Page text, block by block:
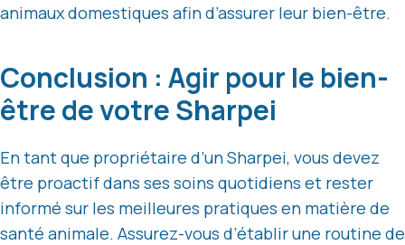
animaux domestiques afin d’assurer leur bien-être.
Conclusion : Agir pour le bien-
être de votre Sharpei
En tant que propriétaire d’un Sharpei, vous devez
être proactif dans ses soins quotidiens et rester
informé sur les meilleures pratiques en matière de
santé animale. Assurez-vous d’établir une routine de